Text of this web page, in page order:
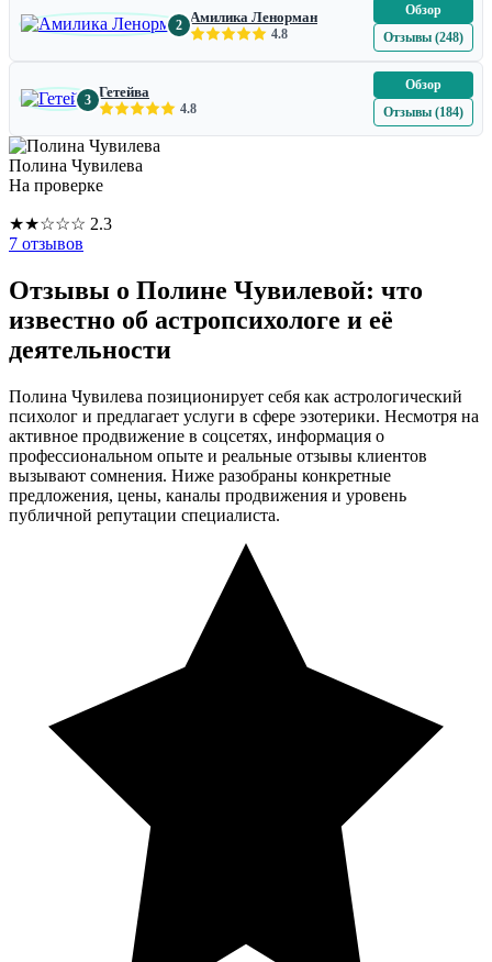
2 Амилика Ленорман
4.8
Обзор
Отзывы (248)
3 Гетейва
4.8
Обзор
Отзывы (184)
Полина Чувилева
На проверке
★★☆☆☆ 2.3
7 отзывов
Отзывы о Полине Чувилевой: что
известно об астропсихологе и её
деятельности
Полина Чувилева позиционирует себя как астрологический
психолог и предлагает услуги в сфере эзотерики. Несмотря на
активное продвижение в соцсетях, информация о
профессиональном опыте и реальные отзывы клиентов
вызывают сомнения. Ниже разобраны конкретные
предложения, цены, каналы продвижения и уровень
публичной репутации специалиста.